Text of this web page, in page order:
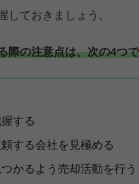
しておきましょう。
際の注意点は、次の4つ
する
する会社を見極める
かるよう売却活動を行う